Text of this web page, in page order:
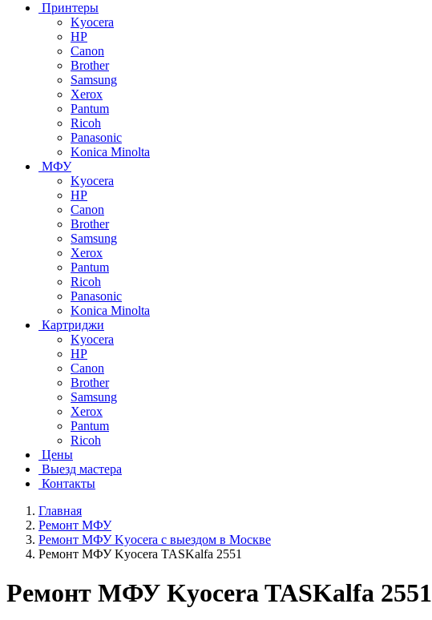
Принтеры
Kyocera
HP
Canon
Brother
Samsung
Xerox
Pantum
Ricoh
Panasonic
Konica Minolta
МФУ
Kyocera
HP
Canon
Brother
Samsung
Xerox
Pantum
Ricoh
Panasonic
Konica Minolta
Картриджи
Kyocera
HP
Canon
Brother
Samsung
Xerox
Pantum
Ricoh
Цены
Выезд мастера
Контакты
Главная
Ремонт МФУ
Ремонт МФУ Kyocera с выездом в Москве
Ремонт МФУ Kyocera TASKalfa 2551
Ремонт МФУ Kyocera TASKalfa 2551